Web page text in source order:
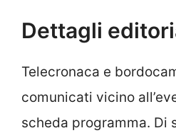
Dettagli
Telecronaca e
comunicati vicino
scheda programma. Di